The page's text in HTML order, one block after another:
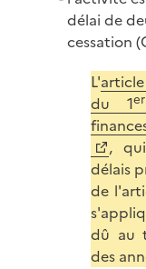
délai de
cessation
L'article
du 1er
,
délais
de
dû au
des